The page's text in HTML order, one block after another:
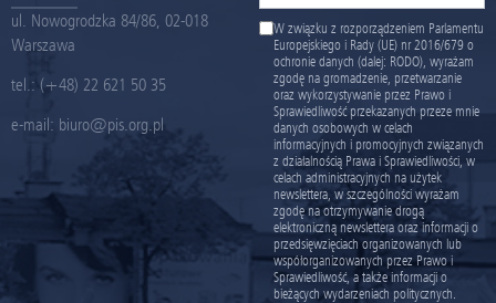
ul. Nowogrodzka 84/86, 02-018
Warszawa
tel.: (+48) 22 621 50 35
e-mail: biuro@pis.org.pl
W związku z rozporządzeniem Parlamentu
Europejskiego i Rady (UE) nr 2016/679 o
ochronie danych (dalej: RODO), wyrażam
zgodę na gromadzenie, przetwarzanie
oraz wykorzystywanie przez Prawo i
Sprawiedliwość przekazanych przeze mnie
danych osobowych w celach
informacyjnych i promocyjnych związanych
z działalnością Prawa i Sprawiedliwości, w
celach administracyjnych na użytek
newslettera, w szczególności wyrażam
zgodę na otrzymywanie drogą
elektroniczną newslettera oraz informacji o
przedsięwzięciach organizowanych lub
współorganizowanych przez Prawo i
Sprawiedliwość, a także informacji o
bieżących wydarzeniach politycznych.